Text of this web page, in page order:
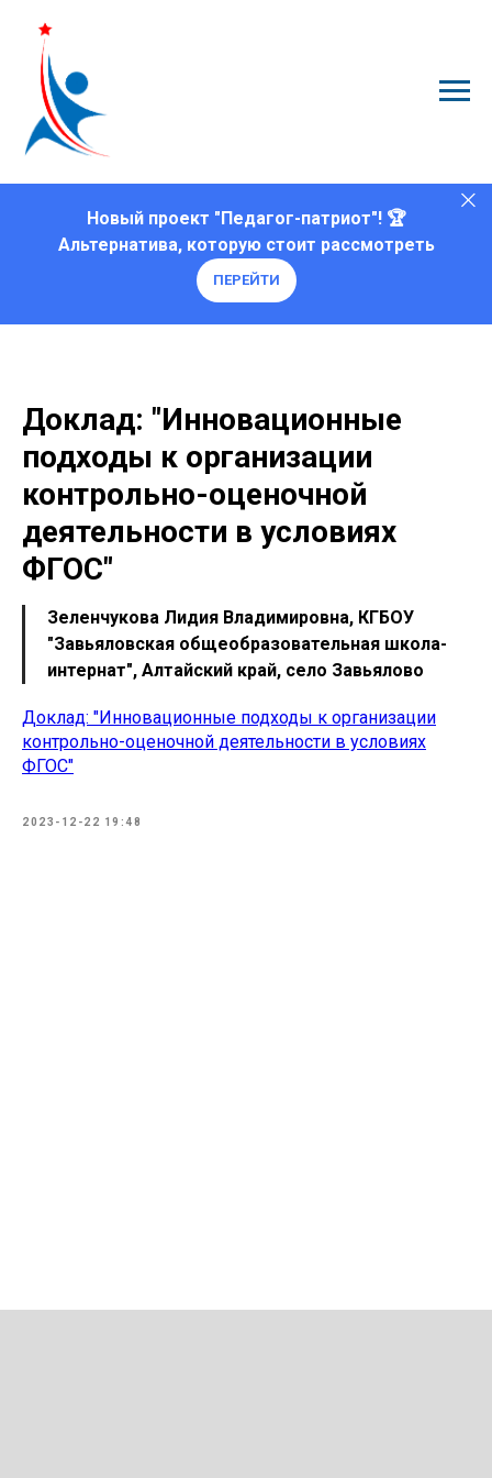
Новый проект "Педагог-патриот"! 🏆
Альтернатива, которую стоит рассмотреть
ПЕРЕЙТИ
Доклад: "Инновационные
подходы к организации
контрольно-оценочной
деятельности в условиях
ФГОС"
Зеленчукова Лидия Владимировна, КГБОУ
"Завьяловская общеобразовательная школа-
интернат", Алтайский край, село Завьялово
Доклад: "Инновационные подходы к организации
контрольно-оценочной деятельности в условиях
ФГОС"
2023-12-22 19:48